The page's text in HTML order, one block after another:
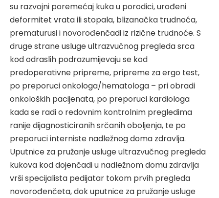
su razvojni poremećaj kuka u porodici, urođeni
deformitet vrata ili stopala, blizanačka trudnoća,
prematurusi i novorođenčadi iz rizične trudnoće. S
druge strane usluge ultrazvučnog pregleda srca
kod odraslih podrazumijevaju se kod
predoperativne pripreme, pripreme za ergo test,
po preporuci onkologa/hematologa – pri obradi
onkoloških pacijenata, po preporuci kardiologa
kada se radi o redovnim kontrolnim pregledima
ranije dijagnosticiranih srčanih oboljenja, te po
preporuci interniste nadležnog doma zdravlja.
Uputnice za pružanje usluge ultrazvučnog pregleda
kukova kod dojenčadi u nadležnom domu zdravlja
vrši specijalista pedijatar tokom prvih pregleda
novorođenčeta, dok uputnice za pružanje usluge